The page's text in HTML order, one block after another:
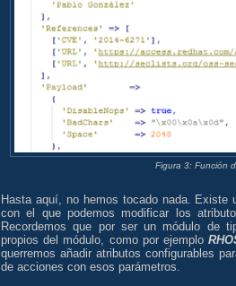
Figura 3: Función
Hasta aquí, no hemos tocado nada. Existe
con el que podemos modificar los
Recordemos que por ser un módulo de
propios del módulo, como por ejemplo
querremos añadir atributos configurables
de acciones con esos parámetros.